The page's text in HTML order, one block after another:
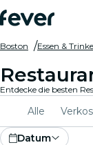
Boston Essen &
Alle
Datum